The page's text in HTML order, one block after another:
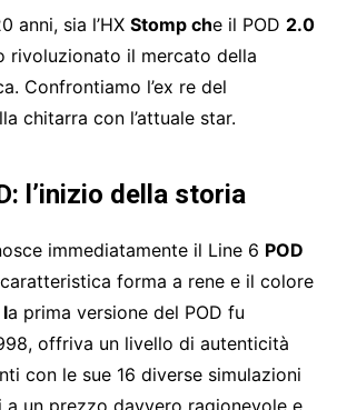
anni, sia l’HX Stomp che il POD 2.0
rivoluzionato il mercato della
Confrontiamo l’ex re del
chitarra con l’attuale star.
l’inizio della storia
immediatamente il Line 6 POD
forma a rene e il colore
la prima versione del POD fu
offriva un livello di autenticità
con le sue 16 diverse simulazioni